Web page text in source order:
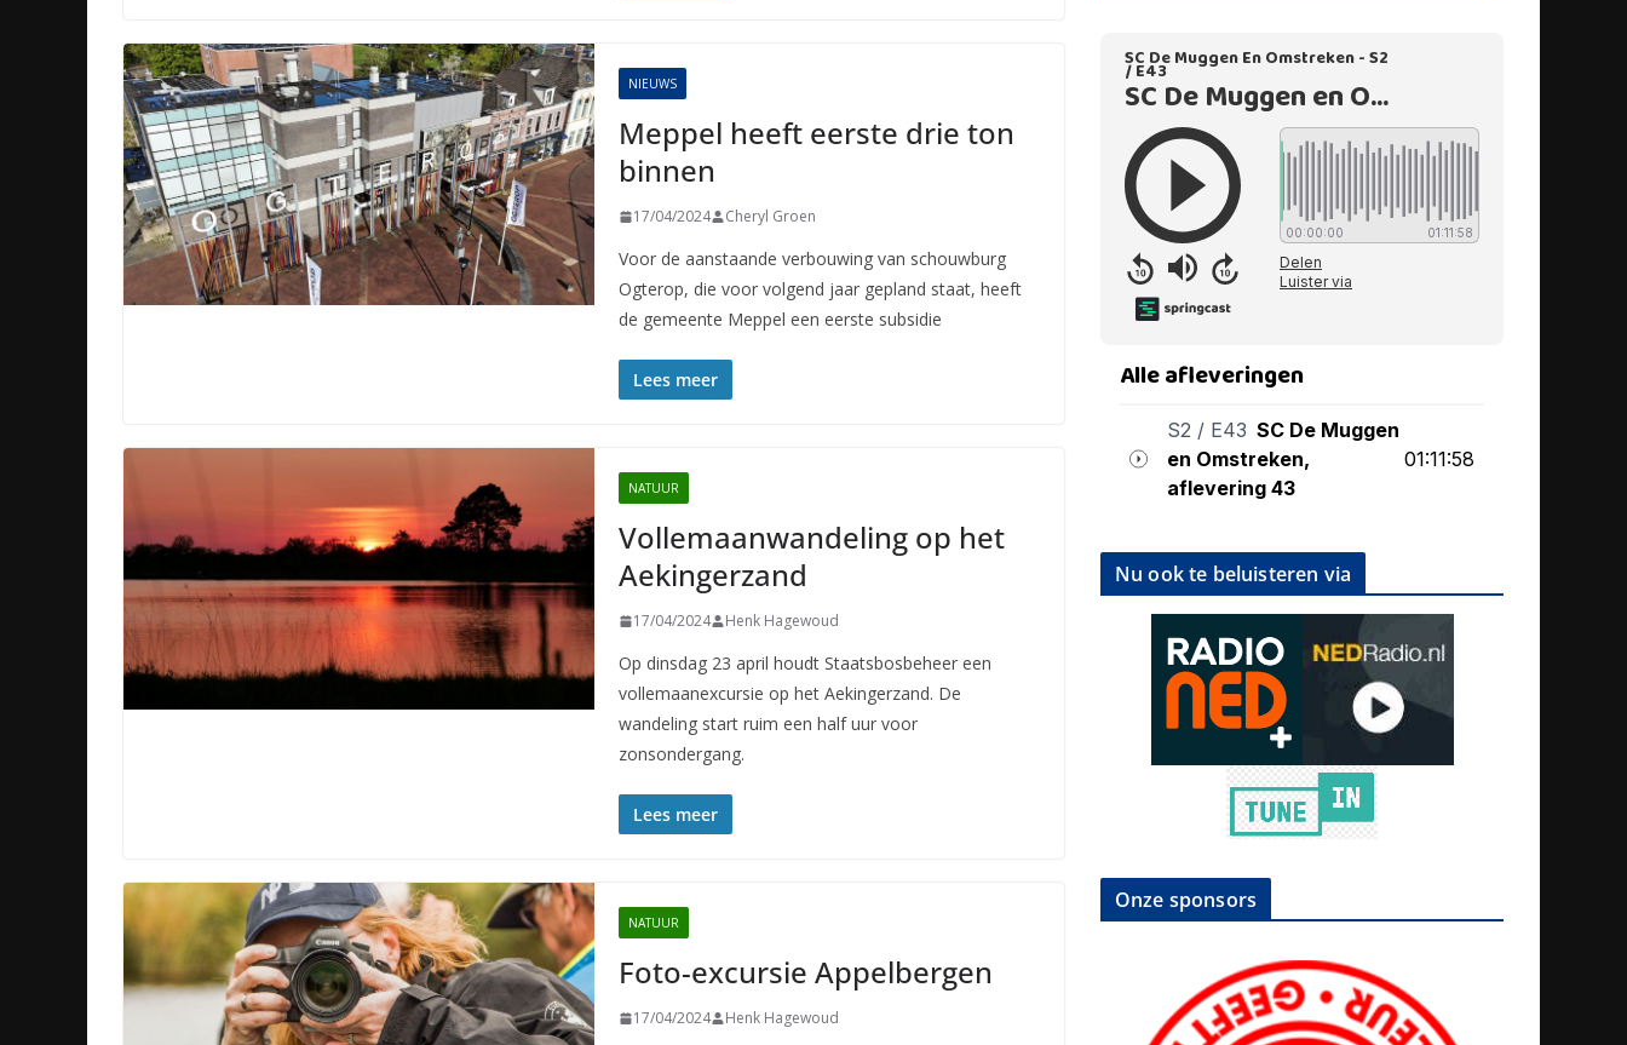
NIEUWS
Meppel heeft eerste drie ton
binnen
17/04/2024 Cheryl Groen
Voor de aanstaande verbouwing van schouwburg
Ogterop, die voor volgend jaar gepland staat, heeft
de gemeente Meppel een eerste subsidie
Lees meer
NATUUR
Vollemaanwandeling op het
Aekingerzand
17/04/2024 Henk Hagewoud
Op dinsdag 23 april houdt Staatsbosbeheer een
vollemaanexcursie op het Aekingerzand. De
wandeling start ruim een half uur voor
zonsondergang.
Lees meer
NATUUR
Foto-excursie Appelbergen
17/04/2024 Henk Hagewoud
Nu ook te beluisteren via
Onze sponsors